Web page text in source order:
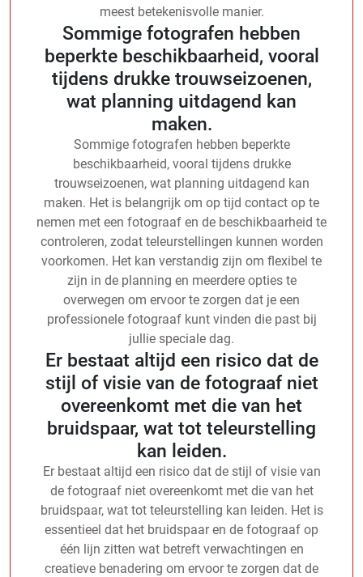
meest betekenisvolle manier.
Sommige fotografen hebben
beperkte beschikbaarheid, vooral
tijdens drukke trouwseizoenen,
wat planning uitdagend kan
maken.
Sommige fotografen hebben beperkte
beschikbaarheid, vooral tijdens drukke
trouwseizoenen, wat planning uitdagend kan
maken. Het is belangrijk om op tijd contact op te
nemen met een fotograaf en de beschikbaarheid te
controleren, zodat teleurstellingen kunnen worden
voorkomen. Het kan verstandig zijn om flexibel te
zijn in de planning en meerdere opties te
overwegen om ervoor te zorgen dat je een
professionele fotograaf kunt vinden die past bij
jullie speciale dag.
Er bestaat altijd een risico dat de
stijl of visie van de fotograaf niet
overeenkomt met die van het
bruidspaar, wat tot teleurstelling
kan leiden.
Er bestaat altijd een risico dat de stijl of visie van
de fotograaf niet overeenkomt met die van het
bruidspaar, wat tot teleurstelling kan leiden. Het is
essentieel dat het bruidspaar en de fotograaf op
één lijn zitten wat betreft verwachtingen en
creatieve benadering om ervoor te zorgen dat de